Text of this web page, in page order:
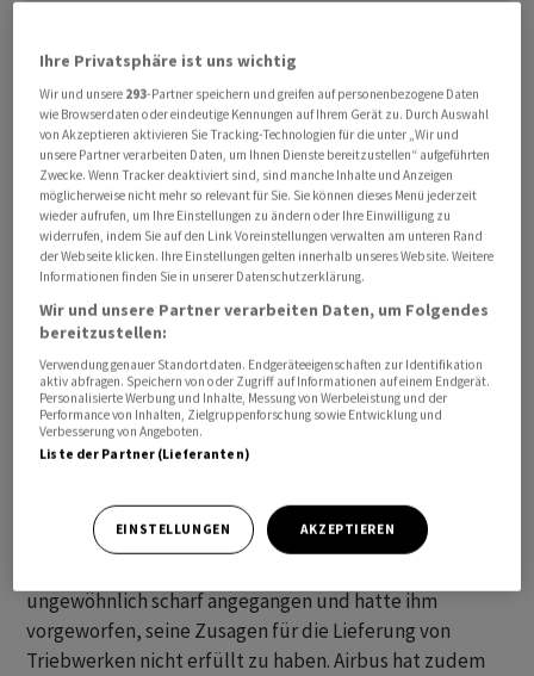
DerBoeing-Konkurrent habe Tausende Mitarbeiter
angewiesen, die ⁠Ausgaben zu reduzieren, sagten drei
Branchenexperten. Dabei gehe es unter anderem ‌um
den Einsatz von Dienstleistern ‌in der Sparte mit
Passagiermaschinen. ​Als Begründung habeAirbuszum
einen auf die weltweit unsichere Wirtschaftslage, zum
anderen auf anhaltende Probleme mit der Lieferkette
verwiesen.Airbuslehnte eine Stellungnahme ab.
Noch ‌im vergangenen Monat hatte Airbus-Chef
Guillaume Faury Analysten gegenüber gesagt, dass der
Iran-Krieg keine unmittelbaren Auswirkungen auf das ​
Geschäft habe. Airbus sei jedoch besorgt, dass ​der hohe
Ölpreisdie ​Ausgaben für einige Teile in die Höhe treibe.
Der weltweit führende ‌Flugzeugbauer hat derzeit
Probleme mit seinem Triebwerkslieferanten Pratt &
ungewöhnlich scharf angegangen ​und hatte ​ihm
vorgeworfen, seine ⁠Zusagen für die Lieferung von
Triebwerken ​nicht erfüllt zu ⁠haben. Airbus hat zudem
Ihre Privatsphäre ist uns wichtig
Wir und unsere 293-Partner speichern und greifen auf personenbezogene Daten
wie Browserdaten oder eindeutige Kennungen auf Ihrem Gerät zu. Durch Auswahl
von Akzeptieren aktivieren Sie Tracking-Technologien für die unter „Wir und
unsere Partner verarbeiten Daten, um Ihnen Dienste bereitzustellen“ aufgeführten
Zwecke. Wenn Tracker deaktiviert sind, sind manche Inhalte und Anzeigen
möglicherweise nicht mehr so relevant für Sie. Sie können dieses Menü jederzeit
wieder aufrufen, um Ihre Einstellungen zu ändern oder Ihre Einwilligung zu
widerrufen, indem Sie auf den Link Voreinstellungen verwalten am unteren Rand
der Webseite klicken. Ihre Einstellungen gelten innerhalb unseres Website. Weitere
Informationen finden Sie in unserer Datenschutzerklärung.
Wir und unsere Partner verarbeiten Daten, um Folgendes
bereitzustellen:
Verwendung genauer Standortdaten. Endgeräteeigenschaften zur Identifikation
aktiv abfragen. Speichern von oder Zugriff auf Informationen auf einem Endgerät.
Personalisierte Werbung und Inhalte, Messung von Werbeleistung und der
Performance von Inhalten, Zielgruppenforschung sowie Entwicklung und
Verbesserung von Angeboten.
Liste der Partner (Lieferanten)
EINSTELLUNGEN AKZEPTIEREN